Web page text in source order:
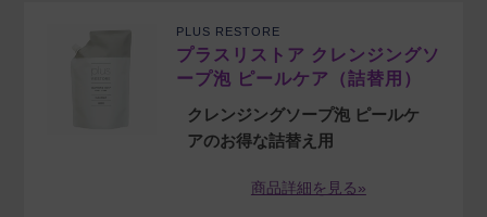
PLUS RESTORE
プラスリストア クレンジングソ
ープ泡 ピールケア（詰替用）
クレンジングソープ泡 ピールケ
アのお得な詰替え用
商品詳細を見る»